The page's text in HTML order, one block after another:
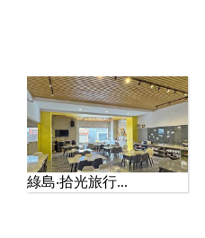
綠島‧拾光旅行...